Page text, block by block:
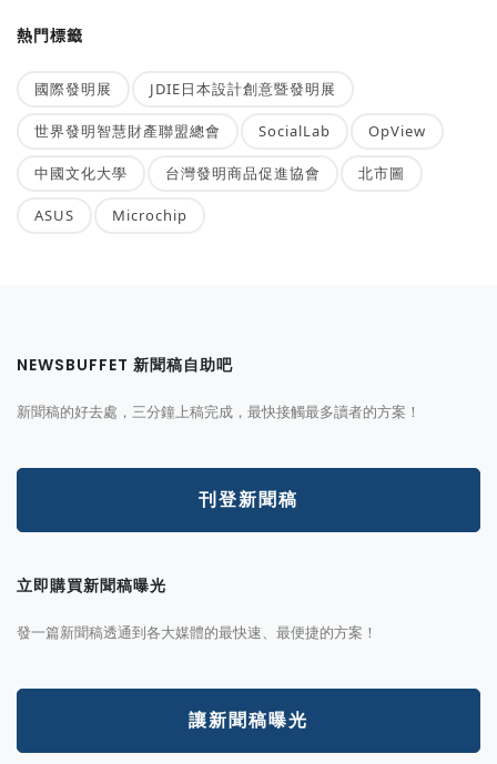
熱門標籤
國際發明展 JDIE日本設計創意暨發明展
世界發明智慧財產聯盟總會 SocialLab OpView
中國文化大學 台灣發明商品促進協會 北市圖
ASUS Microchip
NEWSBUFFET 新聞稿自助吧
新聞稿的好去處，三分鐘上稿完成，最快接觸最多讀者的方案！
刊登新聞稿
立即購買新聞稿曝光
發一篇新聞稿透通到各大媒體的最快速、最便捷的方案！
讓新聞稿曝光